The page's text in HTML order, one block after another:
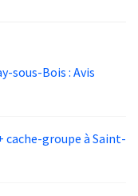
sous-Bois : Avis
groupe à Saint-